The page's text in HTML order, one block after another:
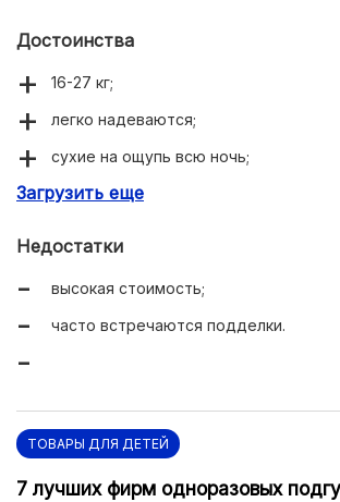
Достоинства
16-27 кг;
легко надеваются;
сухие на ощупь всю ночь;
подходят для дня и для ночи.
Загрузить еще
Недостатки
высокая стоимость;
часто встречаются подделки.
ТОВАРЫ ДЛЯ ДЕТЕЙ
7 лучших фирм одноразовых